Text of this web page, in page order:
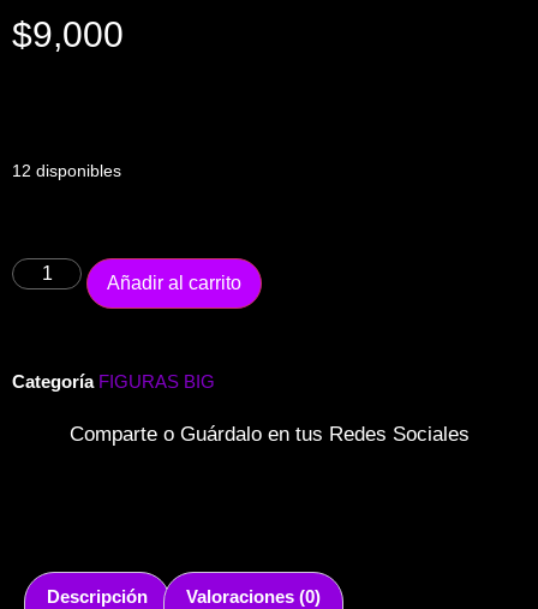
$9,000
12 disponibles
Añadir al carrito
Categoría FIGURAS BIG
Comparte o Guárdalo en tus Redes Sociales
Descripción Valoraciones (0)